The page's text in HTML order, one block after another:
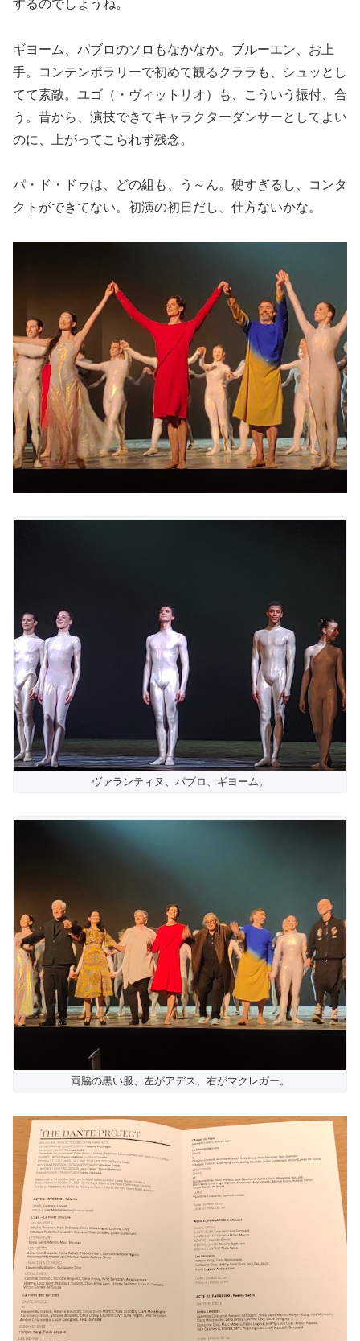
するのでしょうね。
ギヨーム、パブロのソロもなかなか。ブルーエン、お上
手。コンテンポラリーで初めて観るクララも、シュッとし
てて素敵。ユゴ（・ヴィットリオ）も、こういう振付、合
う。昔から、演技できてキャラクターダンサーとしてよい
のに、上がってこられず残念。
パ・ド・ドゥは、どの組も、う～ん。硬すぎるし、コンタ
クトができてない。初演の初日だし、仕方ないかな。
ヴァランティヌ、パブロ、ギヨーム。
両脇の黒い服、左がアデス、右がマクレガー。